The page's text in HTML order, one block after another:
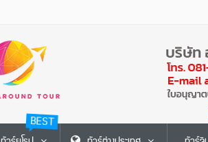
BEST